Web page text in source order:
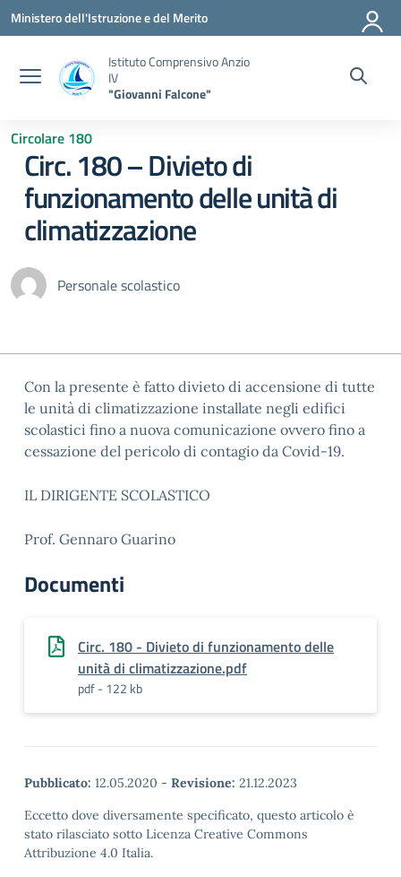
Vai ai contenuti
Vai al menu di navigazione
Vai al footer
Ministero dell'Istruzione e del Merito
Istituto Comprensivo Anzio
IV
"Giovanni Falcone"
Circolare 180
Circ. 180 – Divieto di
funzionamento delle unità di
climatizzazione
Personale scolastico
Con la presente è fatto divieto di accensione di tutte
le unità di climatizzazione installate negli edifici
scolastici fino a nuova comunicazione ovvero fino a
cessazione del pericolo di contagio da Covid-19.
IL DIRIGENTE SCOLASTICO
Prof. Gennaro Guarino
Documenti
Circ. 180 - Divieto di funzionamento delle
unità di climatizzazione.pdf
pdf - 122 kb
Pubblicato: 12.05.2020 - Revisione: 21.12.2023
Eccetto dove diversamente specificato, questo articolo è
stato rilasciato sotto Licenza Creative Commons
Attribuzione 4.0 Italia.